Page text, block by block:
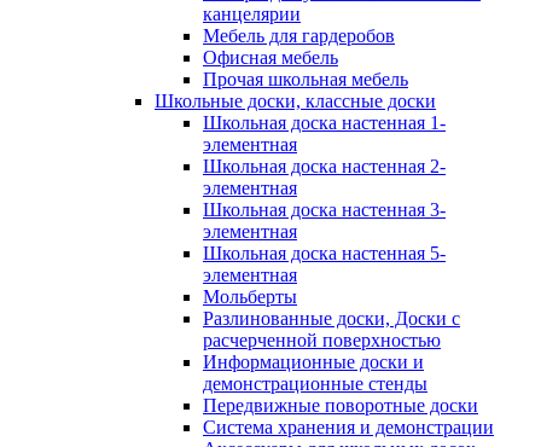
канцелярии
Мебель для гардеробов
Офисная мебель
Прочая школьная мебель
Школьные доски, классные доски
Школьная доска настенная 1-
элементная
Школьная доска настенная 2-
элементная
Школьная доска настенная 3-
элементная
Школьная доска настенная 5-
элементная
Мольберты
Разлинованные доски, Доски с
расчерченной поверхностью
Информационные доски и
демонстрационные стенды
Передвижные поворотные доски
Система хранения и демонстрации